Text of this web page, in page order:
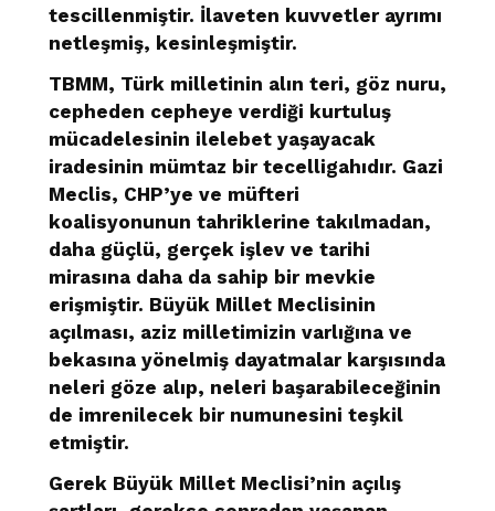
tescillenmiştir. İlaveten kuvvetler ayrımı
netleşmiş, kesinleşmiştir.
TBMM, Türk milletinin alın teri, göz nuru,
cepheden cepheye verdiği kurtuluş
mücadelesinin ilelebet yaşayacak
iradesinin mümtaz bir tecelligahıdır. Gazi
Meclis, CHP’ye ve müfteri
koalisyonunun tahriklerine takılmadan,
daha güçlü, gerçek işlev ve tarihi
mirasına daha da sahip bir mevkie
erişmiştir. Büyük Millet Meclisinin
açılması, aziz milletimizin varlığına ve
bekasına yönelmiş dayatmalar karşısında
neleri göze alıp, neleri başarabileceğinin
de imrenilecek bir numunesini teşkil
etmiştir.
Gerek Büyük Millet Meclisi’nin açılış